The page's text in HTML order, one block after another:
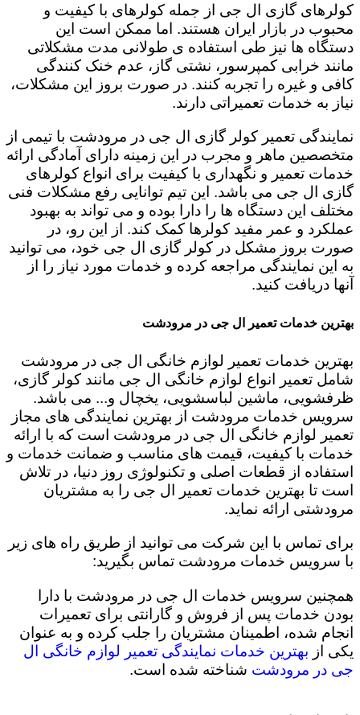
کولرهای گازی ال جی از جمله کولرهای با کیفیت و
محبوب در بازار ایران هستند. اما ممکن است این
دستگاه ها نیز طی استفاده ی طولانی مدت مشکلاتی
مانند خرابی کمپرسور، نشتی گاز، عدم خنک کنندگی
کافی و غیره را تجربه کنند. در صورت بروز این مشکلات،
نیاز به خدمات تعمیراتی دارند.
نمایندگی تعمیر کولر گازی ال جی در مرودشت با تیمی از
متخصصین ماهر و مجرب در این زمینه دارای آمادگی ارائه
خدمات تعمیر و نگهداری با کیفیت برای انواع کولرهای
گازی ال جی می باشد. این تیم توانایی رفع مشکلات فنی
مختلف این دستگاه ها را دارا بوده و می تواند به بهبود
عملکرد و عمر مفید کولرها کمک کند. از این رو، در
صورت بروز مشکل در کولر گازی ال جی خود، می توانید
به این نمایندگی مراجعه کرده و خدمات مورد نیاز را از
آنها دریافت کنید.
بهترین خدمات تعمیر ال جی در مرودشت
بهترین خدمات تعمیر لوازم خانگی ال جی در مرودشت
شامل تعمیر انواع لوازم خانگی ال جی مانند کولر گازی،
ظرفشویی، ماشین لباسشویی، یخچال و... می باشد.
سرویس خدمات مرودشت از بهترین نمایندگی های مجاز
تعمیر لوازم خانگی ال جی در مرودشت است که با ارائه
خدمات با کیفیت، قیمت های مناسب و ضمانت خدمات و
استفاده از قطعات اصلی و تکنولوژی روز دنیا، در تلاش
است تا بهترین خدمات تعمیر ال جی را به مشتریان
مرودشتی ارائه نماید.
برای تماس با این شرکت می توانید از طریق راه های زیر
با سرویس خدمات مرودشت تماس بگیرید:
همچنین سرویس خدمات ال جی در مرودشت با دارا
بودن خدمات پس از فروش و گارانتی برای تعمیرات
انجام شده، اطمینان مشتریان را جلب کرده و به عنوان
یکی از بهترین خدمات نمایندگی تعمیر لوازم خانگی ال
جی در مرودشت شناخته شده است.